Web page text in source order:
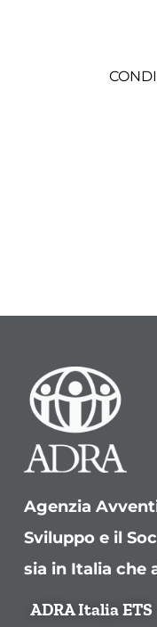
Agenzia
Sviluppo e il
sia in Italia che
ADRA Italia ETS